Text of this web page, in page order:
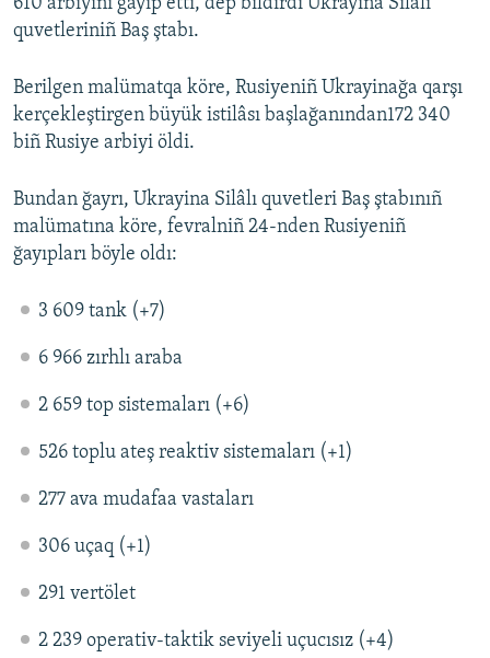
610 arbiyini ğayıp etti, dep bildirdi Ukrayina Silâlı
quvetleriniñ Baş ştabı.
Berilgen malümatqa köre, Rusiyeniñ Ukrayinağa qarşı
kerçekleştirgen büyük istilâsı başlağanından172 340
biñ Rusiye arbiyi öldi.
Bundan ğayrı, Ukrayina Silâlı quvetleri Baş ştabınıñ
malümatına köre, fevralniñ 24-nden Rusiyeniñ
ğayıpları böyle oldı:
3 609 tank (+7)
6 966 zırhlı araba
2 659 top sistemaları (+6)
526 toplu ateş reaktiv sistemaları (+1)
277 ava mudafaa vastaları
306 uçaq (+1)
291 vertölet
2 239 operativ-taktik seviyeli uçucısız (+4)